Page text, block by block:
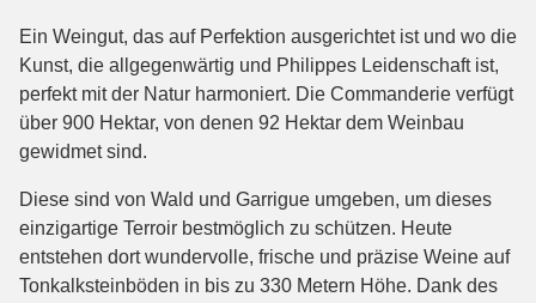
Ein Weingut, das auf Perfektion ausgerichtet ist und wo die
Kunst, die allgegenwärtig und Philippes Leidenschaft ist,
perfekt mit der Natur harmoniert. Die Commanderie verfügt
über 900 Hektar, von denen 92 Hektar dem Weinbau
gewidmet sind.
Diese sind von Wald und Garrigue umgeben, um dieses
einzigartige Terroir bestmöglich zu schützen. Heute
entstehen dort wundervolle, frische und präzise Weine auf
Tonkalksteinböden in bis zu 330 Metern Höhe. Dank des